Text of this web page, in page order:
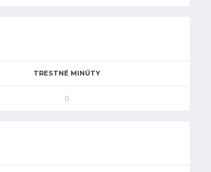
TRESTNÉ MINÚTY
0